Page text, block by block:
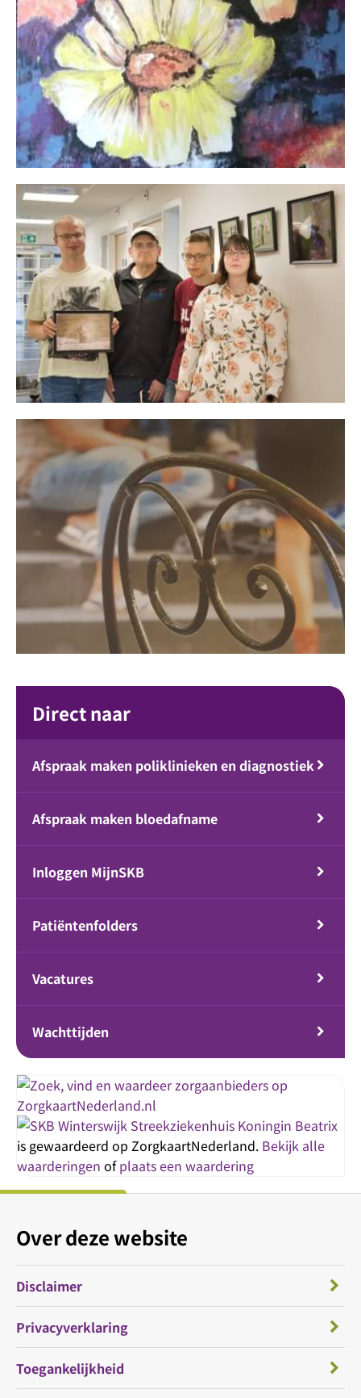
Direct naar
Afspraak maken poliklinieken en diagnostiek
Afspraak maken bloedafname
Inloggen MijnSKB
Patiëntenfolders
Vacatures
Wachttijden
Streekziekenhuis Koningin Beatrix
is gewaardeerd op ZorgkaartNederland. Bekijk alle
waarderingen ofplaats een waardering
Over deze website
Disclaimer
Privacyverklaring
Toegankelijkheid